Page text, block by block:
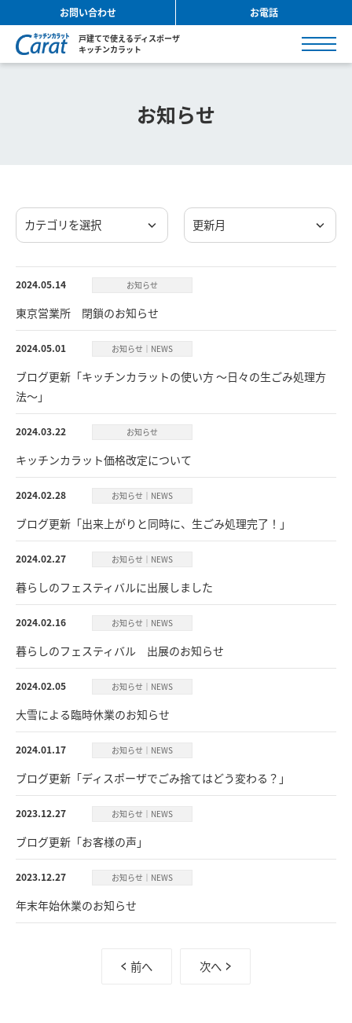
お問い合わせ お電話
戸建てで使えるディスポーザ
キッチンカラット
お知らせ
カテゴリを選択 更新月
2024.05.14 お知らせ
東京営業所 閉鎖のお知らせ
2024.05.01 お知らせ｜NEWS
ブログ更新「キッチンカラットの使い方 ～日々の生ごみ処理方
法～」
2024.03.22 お知らせ
キッチンカラット価格改定について
2024.02.28 お知らせ｜NEWS
ブログ更新「出来上がりと同時に、生ごみ処理完了！」
2024.02.27 お知らせ｜NEWS
暮らしのフェスティバルに出展しました
2024.02.16 お知らせ｜NEWS
暮らしのフェスティバル 出展のお知らせ
2024.02.05 お知らせ｜NEWS
大雪による臨時休業のお知らせ
2024.01.17 お知らせ｜NEWS
ブログ更新「ディスポーザでごみ捨てはどう変わる？」
2023.12.27 お知らせ｜NEWS
ブログ更新「お客様の声」
2023.12.27 お知らせ｜NEWS
年末年始休業のお知らせ
前へ 次へ